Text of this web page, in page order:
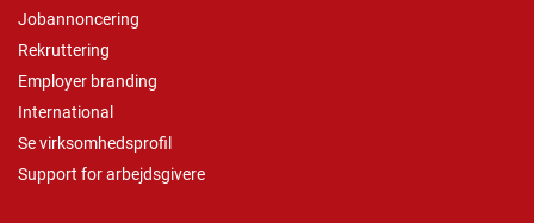
Jobannoncering
Rekruttering
Employer branding
International
Se virksomhedsprofil
Support for arbejdsgivere